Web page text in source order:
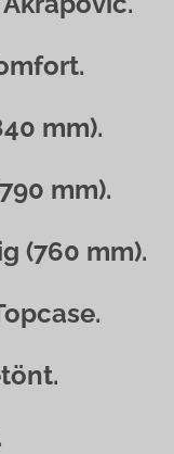
mm).
mm).
(760 mm).